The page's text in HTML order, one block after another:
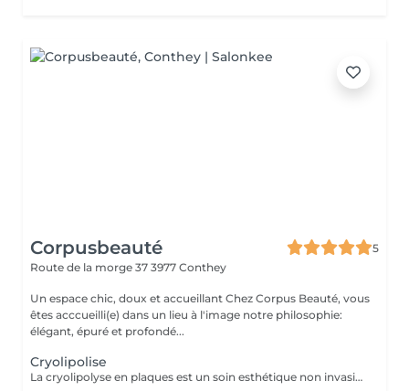
Corpusbeauté
5
Route de la morge 37 3977 Conthey
Un espace chic, doux et accueillant Chez Corpus Beauté, vous
êtes acccueilli(e) dans un lieu à l'image notre philosophie:
élégant, épuré et profondé...
Cryolipolise
La cryolipolyse en plaques est un soin esthétique non invasif visant à réduire les amas graisseux localisés. Elle utilise le froid intense, appliqué via de grandes plaques sur la zone ciblée ( ventre,cuisses,bras,etc) pour cristalliser et détruire les cellules graisseuses. Ces cellules sont ensuite éliminées naturellement par l'organisme au fil des semaines. Cette technique indolore.